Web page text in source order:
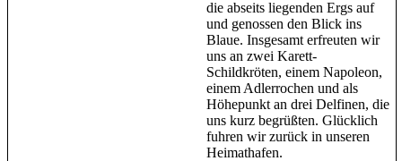
die abseits liegenden Ergs auf
und genossen den Blick ins
Blaue. Insgesamt erfreuten wir
uns an zwei Karett-
Schildkröten, einem Napoleon,
einem Adlerrochen und als
Höhepunkt an drei Delfinen, die
uns kurz begrüßten. Glücklich
fuhren wir zurück in unseren
Heimathafen.